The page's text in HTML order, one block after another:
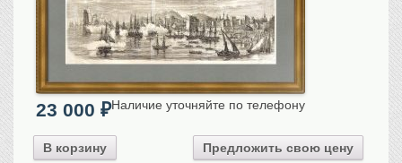
Прочие
Старинные карты
Российская империя
Европа
Мир
Виды городов
23 000 ₽
В корзину Предложить свою цену
Наличие уточняйте по телефону